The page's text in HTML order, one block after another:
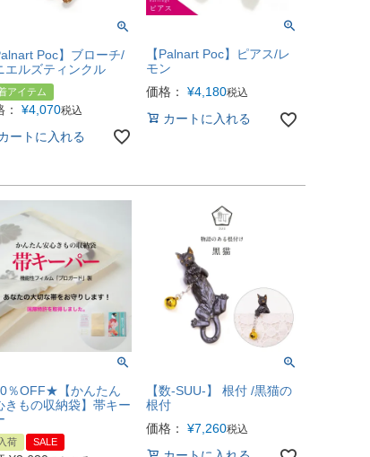
Poc】ブローチ/
エルズティンクル
アイテム
¥4,070税込
ートに入れる
【Palnart Poc】ピアス/レ
モン
価格：
¥4,180税込
カートに入れる
％OFF★【かんたん
きもの収納袋】帯キー
荷 SALE
【数-SUU-】 根付 /黒猫の
根付
価格：
¥7,260税込